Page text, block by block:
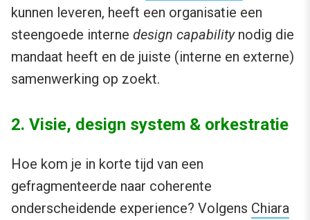
kunnen leveren, heeft een organisatie een
steengoede interne design capabilitynodig die
mandaat heeft en de juiste (interne en externe)
samenwerking op zoekt.
2. Visie, design system & orkestratie
Hoe kom je in korte tijd van een
gefragmenteerde naar coherente
onderscheidende experience? Volgens Chiara